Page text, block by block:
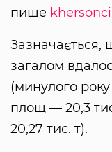
пише
Зазначається,
загалом
(минулого року
площ — 20,3
20,27 тис. т).